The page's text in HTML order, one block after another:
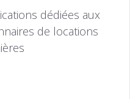
dédiées aux
de locations